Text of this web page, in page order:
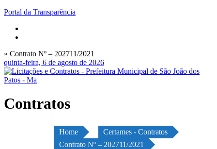
Portal da Transparência
» Contrato Nº – 202711/2021
quinta-feira, 6 de agosto de 2026
Contratos
Home
Certames - Contratos
Contrato Nº – 202711/2021